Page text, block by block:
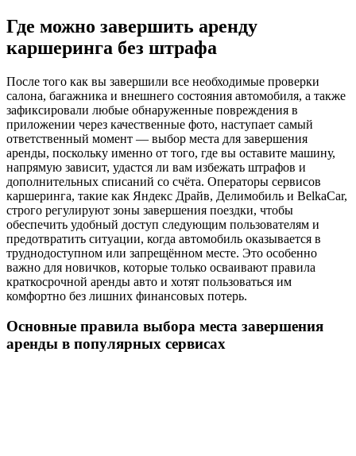
Где можно завершить аренду
каршеринга без штрафа
После того как вы завершили все необходимые проверки
салона, багажника и внешнего состояния автомобиля, а также
зафиксировали любые обнаруженные повреждения в
приложении через качественные фото, наступает самый
ответственный момент — выбор места для завершения
аренды, поскольку именно от того, где вы оставите машину,
напрямую зависит, удастся ли вам избежать штрафов и
дополнительных списаний со счёта. Операторы сервисов
каршеринга, такие как Яндекс Драйв, Делимобиль и BelkaCar,
строго регулируют зоны завершения поездки, чтобы
обеспечить удобный доступ следующим пользователям и
предотвратить ситуации, когда автомобиль оказывается в
труднодоступном или запрещённом месте. Это особенно
важно для новичков, которые только осваивают правила
краткосрочной аренды авто и хотят пользоваться им
комфортно без лишних финансовых потерь.
Основные правила выбора места завершения
аренды в популярных сервисах